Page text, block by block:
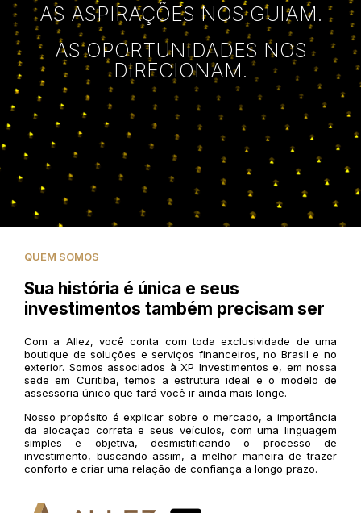
AS ASPIRAÇÕES NOS GUIAM.
AS OPORTUNIDADES NOS
DIRECIONAM.
QUEM SOMOS
Sua história é única e seus
investimentos também precisam ser
Com a Allez, você conta com toda exclusividade de uma
boutique de soluções e serviços financeiros, no Brasil e no
exterior. Somos associados à XP Investimentos e, em nossa
sede em Curitiba, temos a estrutura ideal e o modelo de
assessoria único que fará você ir ainda mais longe.
Nosso propósito é explicar sobre o mercado, a importância
da alocação correta e seus veículos, com uma linguagem
simples e objetiva, desmistificando o processo de
investimento, buscando assim, a melhor maneira de trazer
conforto e criar uma relação de confiança a longo prazo.